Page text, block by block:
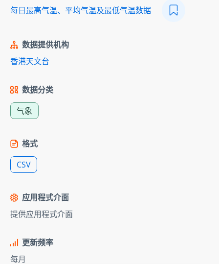
每日最高气温、平均气温及最低气温数据
数据提供机构
香港天文台
数据分类
气象
格式
CSV
应用程式介面
提供应用程式介面
更新频率
每月